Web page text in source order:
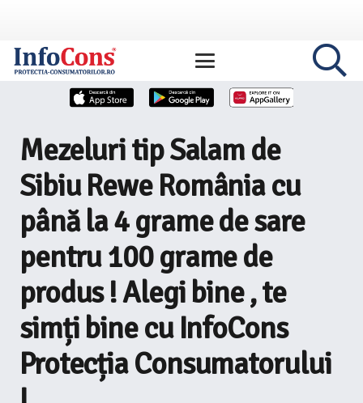
Mezeluri tip Salam de
Sibiu Rewe România cu
până la 4 grame de sare
pentru 100 grame de
produs ! Alegi bine , te
simți bine cu InfoCons
Protecția Consumatorului